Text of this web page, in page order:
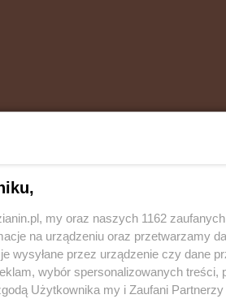
stale nakrętkami koszy, że ich
wymogły przytwierdzenie
oddzielnie. A tym
najbardziej potrzebującym
my oraz naszych 1162
na urządzeniu oraz przetwarzamy
wysyłane przez urządzenie czy dane
wybór spersonalizowanych treści,
Użytkownika my i Zaufani